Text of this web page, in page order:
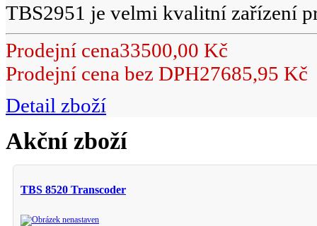
TBS2951 je velmi kvalitní zařízení
Prodejní cena33500,00 Kč
Prodejní cena bez DPH27685,95 Kč
Detail zboží
Akční zboží
TBS 8520 Transcoder